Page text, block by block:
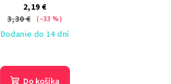
2,19 €
3,30 € (–33 %)
Dodanie do 14 dní
Do košíka